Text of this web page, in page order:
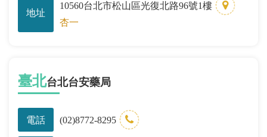
地址
10560台北市松山區光復北路96號1樓
杏一
臺北台北台安藥局
電話 (02)8772-8295